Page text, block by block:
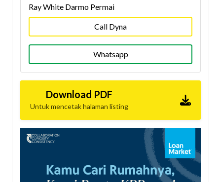
Ray White Darmo Permai
Call Dyna
Whatsapp
Download PDF
Untuk mencetak halaman listing